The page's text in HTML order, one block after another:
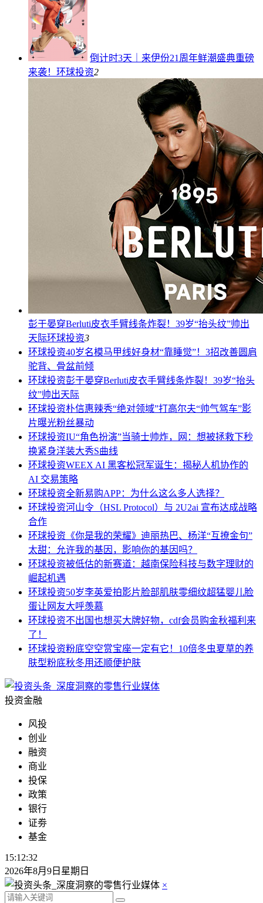
倒计时3天｜来伊份21周年鲜潮盛典重磅
来袭！ 环球投资2
彭于晏穿Berluti皮衣手臂线条炸裂！39岁“抬头纹”帅出
天际环球投资3
环球投资40岁名模马甲线好身材“靠睡觉”！3招改善圆肩
驼背、骨盆前倾
环球投资彭于晏穿Berluti皮衣手臂线条炸裂！39岁“抬头
纹”帅出天际
环球投资朴信惠辣秀“绝对领域”打高尔夫“帅气驾车”影
片曝光粉丝暴动
环球投资IU“角色扮演”当骑士帅炸，网：想被拯救下秒
换紧身洋装大秀S曲线
环球投资WEEX AI 黑客松冠军诞生：揭秘人机协作的
AI 交易策略
环球投资全新易购APP：为什么这么多人选择？
环球投资河山令（HSL Protocol）与 2U2ai 宣布达成战略
合作
环球投资 《你是我的荣耀》迪丽热巴、杨洋“互撩金句”
太甜：允许我的基因，影响你的基因吗？
环球投资被低估的新赛道：越南保险科技与数字理财的
崛起机遇
环球投资50岁李英爱拍影片脸部肌肤零细纹超猛婴儿脸
蛋让网友大呼羡慕
环球投资不出国也想买大牌好物，cdf会员购金秋福利来
了！
环球投资粉底空空赏宝座一定有它！10倍冬虫夏草的养
肤型粉底秋冬用还顺便护肤
投资金融
风投
创业
融资
商业
投保
政策
银行
证劵
基金
15:12:32
2026年8月9日星期日
×